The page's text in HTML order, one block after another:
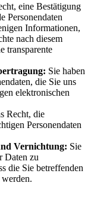
eine Bestätigung
Personendaten
Informationen,
nach diesem
transparente
Sie haben
die Sie uns
elektronischen
Recht, die
Personendaten
Vernichtung: Sie
Daten zu
die Sie betreffenden